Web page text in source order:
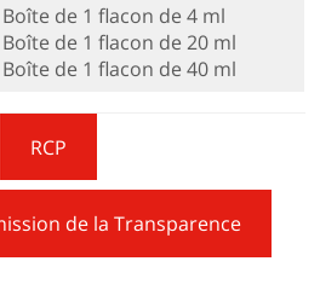
Boîte de 1 flacon de 4 ml
Boîte de 1 flacon de 20 ml
Boîte de 1 flacon de 40 ml
RCP
de la Transparence